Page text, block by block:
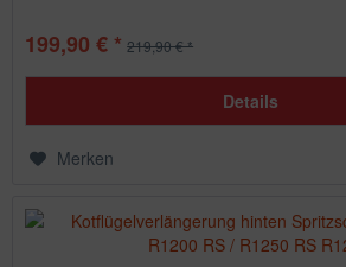
199,90 € * 219,90 € *
Details
Merken